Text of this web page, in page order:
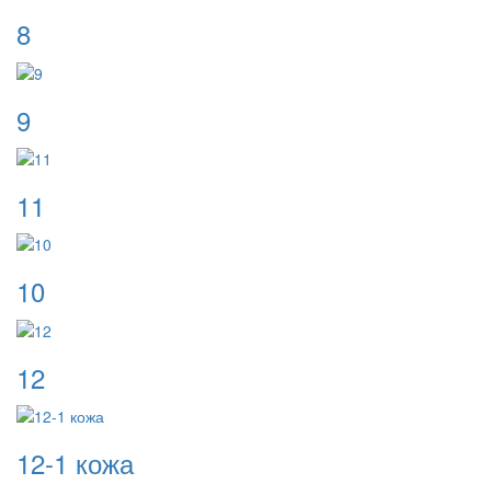
8
9
11
10
12
12-1 кожа